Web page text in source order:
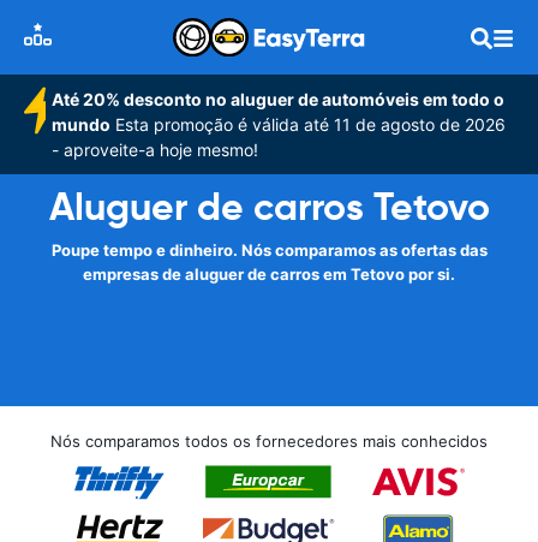
Até 20% desconto no aluguer de automóveis em todo o
mundo Esta promoção é válida até 11 de agosto de 2026
- aproveite-a hoje mesmo!
Aluguer de carros Tetovo
Poupe tempo e dinheiro. Nós comparamos as ofertas das
empresas de aluguer de carros em Tetovo por si.
Nós comparamos todos os fornecedores mais conhecidos